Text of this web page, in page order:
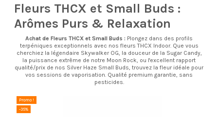
Fleurs THCX et Small Buds :
Arômes Purs & Relaxation
Achat de Fleurs THCX et Small Buds : Plongez dans des profils
terpéniques exceptionnels avec nos fleurs THCX Indoor. Que vous
cherchiez la légendaire Skywalker OG, la douceur de la Sugar Candy,
la puissance extrême de notre Moon Rock, ou l'excellent rapport
qualité/prix de nos Silver Haze Small Buds, trouvez la fleur idéale pour
vos sessions de vaporisation. Qualité premium garantie, sans
pesticides.
Promo !
-35%